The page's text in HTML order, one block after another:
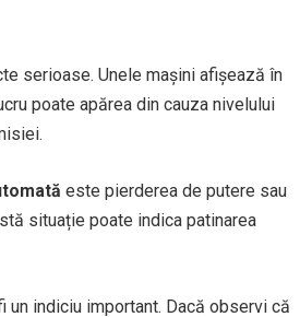
serioase. Unele mașini afișează în
poate apărea din cauza nivelului
este pierderea de putere sau
situație poate indica patinarea
indiciu important. Dacă observi că